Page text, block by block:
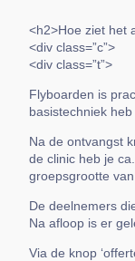
<h2>Hoe ziet het
<div class=”c”>
<div class=”t”>
Flyboarden is
basistechniek
Na de ontvangst
de clinic heb je
groepsgrootte
De deelnemers
Na afloop is er
Via de knop